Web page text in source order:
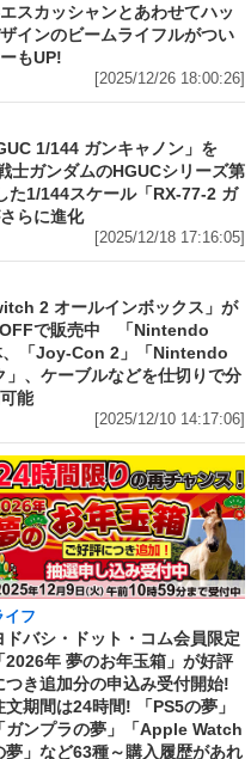
スカッシャンとあわせてハッ
インのビームライフルがつい
もUP!
[2025/12/26 18:00:26]
1/144 ガンキャノン」を
士ガンダムのHGUCシリーズ第
た1/144スケール「RX-77-2 ガ
らに進化
[2025/12/18 17:16:05]
2 オールインボックス」が
で販売中 「Nintendo
「Joy-Con 2」「Nintendo
、ケーブルなどを仕切りで分
能
[2025/12/10 14:17:06]
イフ
ドバシ・ドット・コム会員限定
「2026年 夢のお年玉箱」が好評
つき追加分の申込み受付開始!
文期間は24時間! 「PS5の夢」
「ガンプラの夢」「Apple Watch
夢」など63種～購入履歴があれ